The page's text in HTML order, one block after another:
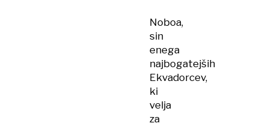
Noboa,
sin
enega
najbogatejših
Ekvadorcev,
ki
velja
za